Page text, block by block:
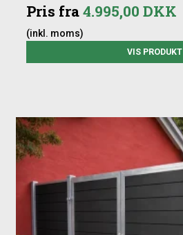
Pris fra4.995,00 DKK
(inkl. moms)
VIS PRODUKT